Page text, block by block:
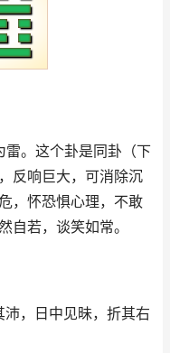
雷。这个卦是同卦（下
反响巨大，可消除沉
，怀恐惧心理，不敢
自若，谈笑如常。
，日中见昧，折其右